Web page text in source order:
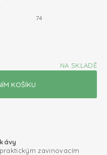
74
NA SKLADĚ
zavinovacím